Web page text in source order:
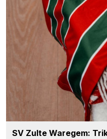
SV Zulte Waregem:
vorgestellt
213 4 Std.